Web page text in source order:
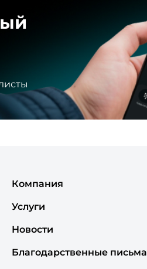
Компания
Услуги
Новости
Благодарственные письма